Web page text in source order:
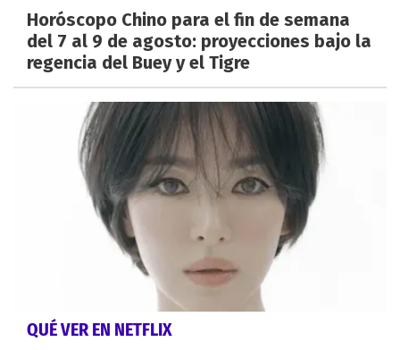
Horóscopo Chino para el fin de semana
del 7 al 9 de agosto: proyecciones bajo la
regencia del Buey y el Tigre
QUÉ VER EN NETFLIX